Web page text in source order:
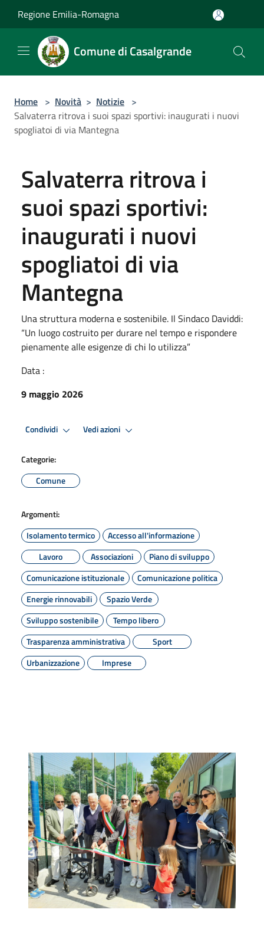
Regione Emilia-Romagna
Comune di Casalgrande
Home > Novità > Notizie >
Salvaterra ritrova i suoi spazi sportivi: inaugurati i nuovi
spogliatoi di via Mantegna
Salvaterra ritrova i
suoi spazi sportivi:
inaugurati i nuovi
spogliatoi di via
Mantegna
Una struttura moderna e sostenibile. Il Sindaco Daviddi:
“Un luogo costruito per durare nel tempo e rispondere
pienamente alle esigenze di chi lo utilizza”
Data :
9 maggio 2026
Condividi Vedi azioni
Categorie:
Comune
Argomenti:
Isolamento termico
Accesso all'informazione
Lavoro
Associazioni
Piano di sviluppo
Comunicazione istituzionale
Comunicazione politica
Energie rinnovabili
Spazio Verde
Sviluppo sostenibile
Tempo libero
Trasparenza amministrativa
Sport
Urbanizzazione
Imprese